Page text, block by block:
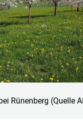
Rünenberg (Quelle